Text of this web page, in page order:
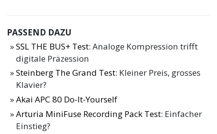
PASSEND DAZU
SSL THE BUS+ Test: Analoge Kompression trifft
digitale Präzession
Steinberg The Grand Test: Kleiner Preis, grosses
Klavier?
Akai APC 80 Do-It-Yourself
Arturia MiniFuse Recording Pack Test: Einfacher
Einstieg?